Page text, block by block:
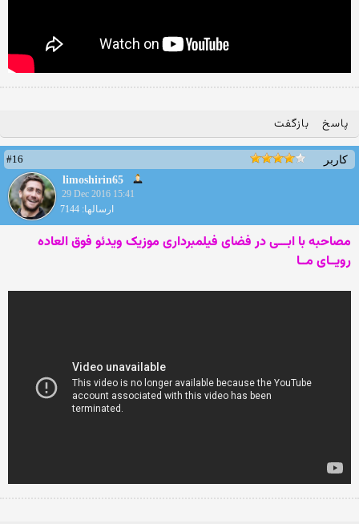
پاسخ بازگفت
کاربر
#16
limoshirin65
29 Dec 2016 15:41
ارسالها: 7144
مصاحبه با ابـــی در فضای فیلمبرداری موزیک ویدئو فوق العاده
رویــای مــا